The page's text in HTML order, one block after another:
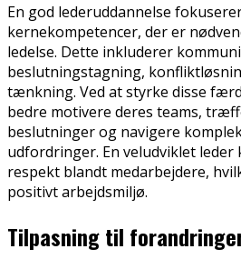
En god lederuddannelse
kernekompetencer, der er
ledelse. Dette inkluderer
beslutningstagning,
tænkning. Ved at styrke disse
bedre motivere deres teams,
beslutninger og navigere
udfordringer. En veludviklet
respekt blandt medarbejdere,
positivt arbejdsmiljø.
Tilpasning til